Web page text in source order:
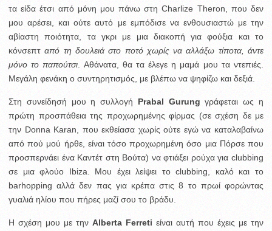
τα είδα έτσι από μόνη μου πάνω στη Charlize Theron, που δεν
μου αρέσει, και ούτε αυτό με εμπόδισε να ενθουσιαστώ με την
αβίαστη ποιότητα, τα γκρι με μια διακοπή για φούξια και το
κόνσεπταπό τη δουλειά στο ποτό χωρίς να αλλάξω τίποτα, άντε
μόνο το παπούτσι . Αθάνατα, θα τα έλεγε η μαμά μου τα ντεπιές.
Μεγάλη φενάκη ο συντηρητισμός, με βλέπω να ψηφίζω και δεξιά.
Στη συνείδησή μου η συλλογή Prabal Gurung γράφεται ως η
πρώτη προσπάθεια της προχωρημένης φίρμας (σε σχέση δε με
την Donna Karan, που εκθείασα χωρίς ούτε εγώ να καταλαβαίνω
από πού μού ήρθε, είναι τόσο προχωρημένη όσο μια Πόρσε που
προσπερνάει ένα Καντέτ στη Βούτα) να φτιάξει ρούχα για clubbing
σε μια φλούο Ibiza. Μου έχει λείψει το clubbing, καλό και το
barhopping αλλά δεν πας για κρέπα στις 8 το πρωί φορώντας
γυαλιά ηλίου που πήρες μαζί σου το βράδυ.
Η σχέση μου με την Alberta Ferreti είναι αυτή που έχεις με την